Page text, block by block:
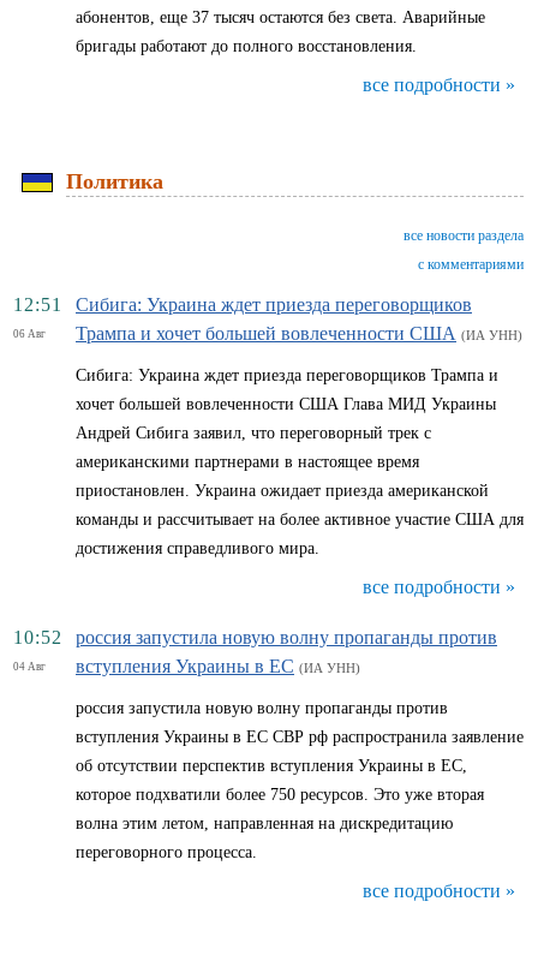
абонентов, еще 37 тысяч остаются без света. Аварийные
бригады работают до полного восстановления.
все подробности »
Политика
все новости раздела
с комментариями
12:51
06 Авг
Сибига: Украина ждет приезда переговорщиков
Трампа и хочет большей вовлеченности США (ИА УНН)
Сибига: Украина ждет приезда переговорщиков Трампа и
хочет большей вовлеченности США Глава МИД Украины
Андрей Сибига заявил, что переговорный трек с
американскими партнерами в настоящее время
приостановлен. Украина ожидает приезда американской
команды и рассчитывает на более активное участие США для
достижения справедливого мира.
все подробности »
10:52
04 Авг
россия запустила новую волну пропаганды против
вступления Украины в ЕС (ИА УНН)
россия запустила новую волну пропаганды против
вступления Украины в ЕС СВР рф распространила заявление
об отсутствии перспектив вступления Украины в ЕС,
которое подхватили более 750 ресурсов. Это уже вторая
волна этим летом, направленная на дискредитацию
переговорного процесса.
все подробности »